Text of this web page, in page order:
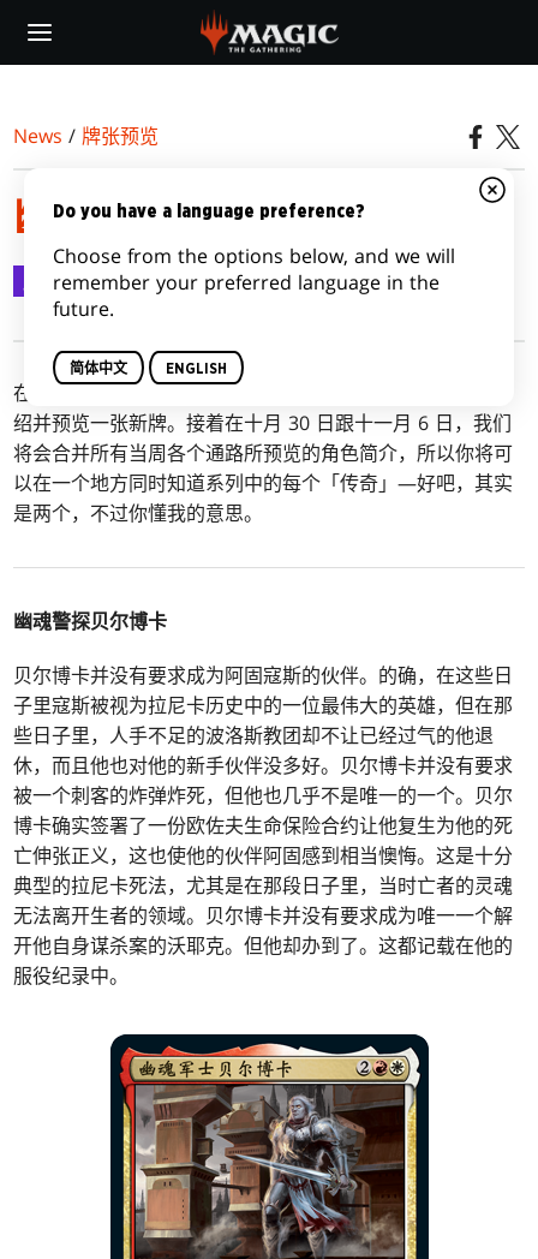
main
News / 牌张预览
幽魂警探贝尔博卡
牌张预览 2020-11-05
在每天指挥官传奇的预览当中，我们将会分享一点简短的介
绍并预览一张新牌。接着在十月 30 日跟十一月 6 日，我们
将会合并所有当周各个通路所预览的角色简介，所以你将可
以在一个地方同时知道系列中的每个「传奇」—好吧，其实
是两个，不过你懂我的意思。
幽魂警探贝尔博卡
贝尔博卡并没有要求成为阿固寇斯的伙伴。的确，在这些日
子里寇斯被视为拉尼卡历史中的一位最伟大的英雄，但在那
些日子里，人手不足的波洛斯教团却不让已经过气的他退
休，而且他也对他的新手伙伴没多好。贝尔博卡并没有要求
被一个刺客的炸弹炸死，但他也几乎不是唯一的一个。贝尔
博卡确实签署了一份欧佐夫生命保险合约让他复生为他的死
亡伸张正义，这也使他的伙伴阿固感到相当懊悔。这是十分
典型的拉尼卡死法，尤其是在那段日子里，当时亡者的灵魂
无法离开生者的领域。贝尔博卡并没有要求成为唯一一个解
开他自身谋杀案的沃耶克。但他却办到了。这都记载在他的
服役纪录中。
Do you have a language preference?
Choose from the options below, and we will
remember your preferred language in the
future.
简体中文 ENGLISH